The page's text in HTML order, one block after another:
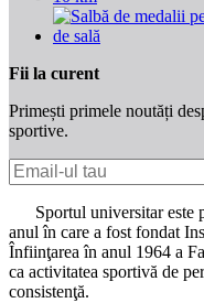
Fii la curent
Primești primele noutăți
sportive.
Sportul universitar este
anul în care a fost fondat
Înfiinţarea în anul 1964 a
ca activitatea sportivă de
consistenţă.